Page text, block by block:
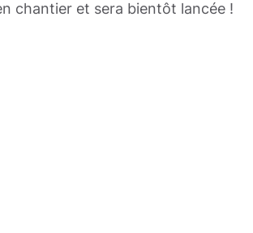
chantier et sera bientôt lancée !